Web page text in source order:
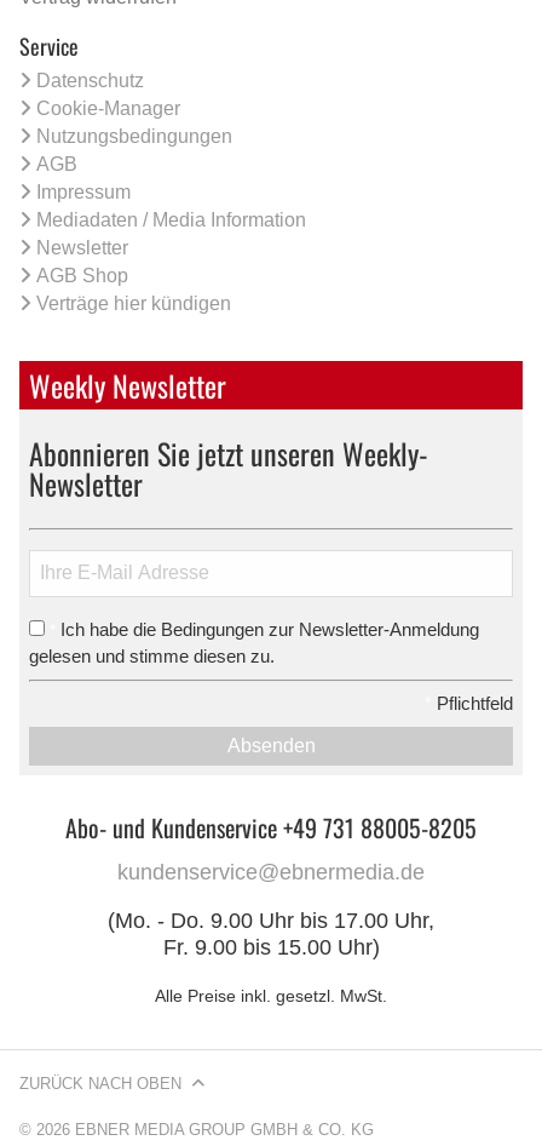
Service
Datenschutz
Cookie-Manager
Nutzungsbedingungen
AGB
Impressum
Mediadaten / Media Information
Newsletter
AGB Shop
Verträge hier kündigen
Weekly Newsletter
Abonnieren Sie jetzt unseren Weekly-
Newsletter
Ich habe die Bedingungen zur Newsletter-Anmeldung
gelesen und stimme diesen zu.
Pflichtfeld
Absenden
Abo- und Kundenservice +49 731 88005-8205
kundenservice@ebnermedia.de
(Mo. - Do. 9.00 Uhr bis 17.00 Uhr,
Fr. 9.00 bis 15.00 Uhr)
Alle Preise inkl. gesetzl. MwSt.
© 2026 EBNER MEDIA GROUP GMBH & CO. KG
ZURÜCK NACH OBEN